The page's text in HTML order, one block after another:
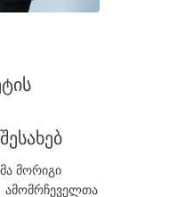
მორიგი
ამომრჩეველთა